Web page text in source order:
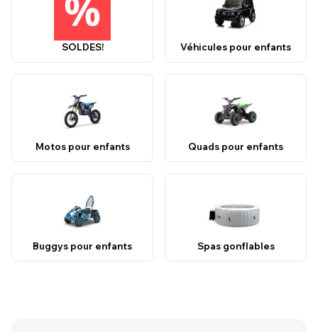
SOLDES! Véhicules pour enfants
Motos pour enfants Quads pour enfants
Buggys pour enfants Spas gonflables